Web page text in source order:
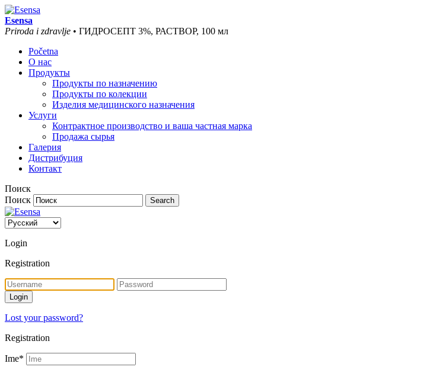
Esensa
Priroda i zdravlje • ГИДРОСЕПТ 3%, РАСТВОР, 100 мл
Početna
О нас
Продукты
Продукты по назначению
Продукты по колекции
Изделия медицинского назначения
Услуги
Контрактное производство и ваша частная марка
Продажа сырья
Галерия
Дистрибуция
Контакт
Поиск
Поиск
Login
Registration
Lost your password?
Registration
Ime*